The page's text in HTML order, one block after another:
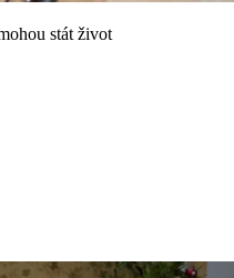
stát život